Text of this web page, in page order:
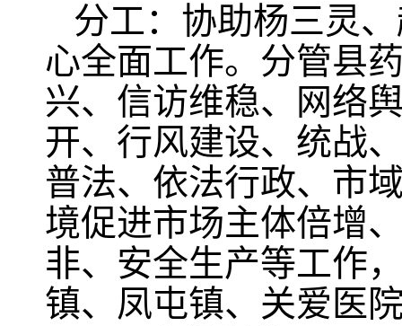
分工：协助杨三灵
心全面工作。分管县
兴、信访维稳、网络
开、行风建设、统战
普法、依法行政、市
境促进市场主体倍增
非、安全生产等工作
镇、凤屯镇、关爱医